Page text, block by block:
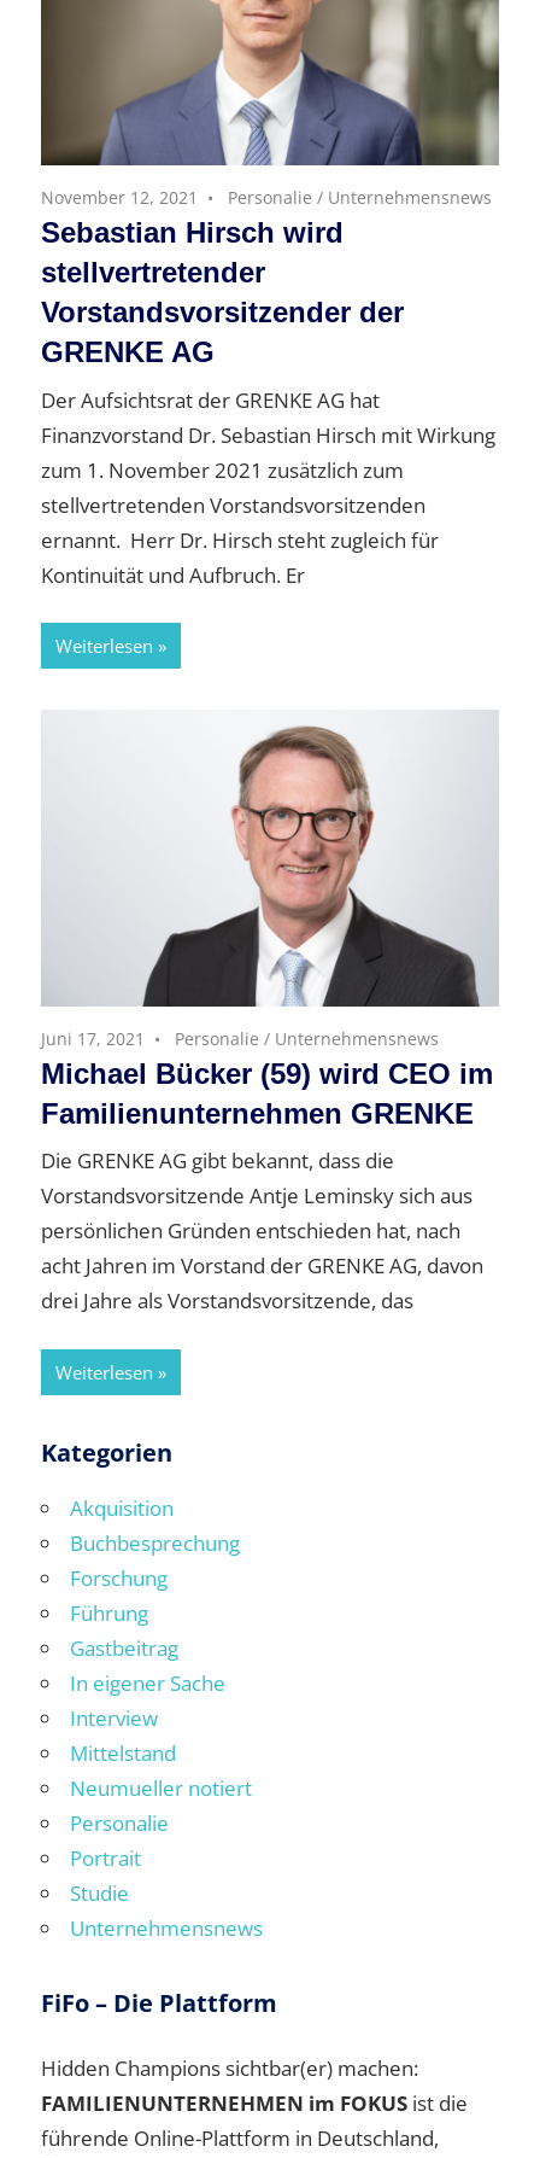
November 12, 2021 Personalie / Unternehmensnews
Sebastian Hirsch wird
stellvertretender
Vorstandsvorsitzender der
GRENKE AG
Der Aufsichtsrat der GRENKE AG hat
Finanzvorstand Dr. Sebastian Hirsch mit Wirkung
zum 1. November 2021 zusätzlich zum
stellvertretenden Vorstandsvorsitzenden
ernannt. Herr Dr. Hirsch steht zugleich für
Kontinuität und Aufbruch. Er
Weiterlesen
Juni 17, 2021 Personalie / Unternehmensnews
Michael Bücker (59) wird CEO im
Familienunternehmen GRENKE
Die GRENKE AG gibt bekannt, dass die
Vorstandsvorsitzende Antje Leminsky sich aus
persönlichen Gründen entschieden hat, nach
acht Jahren im Vorstand der GRENKE AG, davon
drei Jahre als Vorstandsvorsitzende, das
Weiterlesen
Kategorien
Akquisition
Buchbesprechung
Forschung
Führung
Gastbeitrag
In eigener Sache
Interview
Mittelstand
Neumueller notiert
Personalie
Portrait
Studie
Unternehmensnews
FiFo – Die Plattform
Hidden Champions sichtbar(er) machen:
FAMILIENUNTERNEHMEN im FOKUS ist die
führende Online-Plattform in Deutschland,